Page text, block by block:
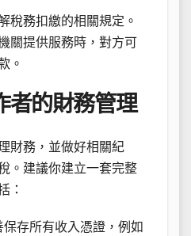
稅務扣繳的相關規定。
關提供服務時，對方可
。
者的財務管理
財務，並做好相關紀
。建議你建立一套完整
：
保存所有收入憑證，例如